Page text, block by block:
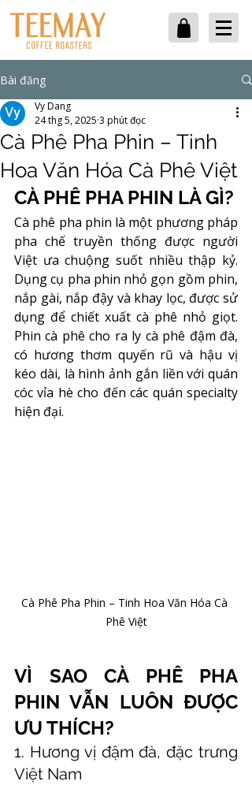
Bài đăng
Cà Phê Pha Phin – Tinh
Hoa Văn Hóa Cà Phê Việt
Vy Dang
24 thg 5, 2025 3 phút đọc
CÀ PHÊ PHA PHIN LÀ GÌ?
Cà phê pha phin là một phương pháp
pha chế truyền thống được người
Việt ưa chuộng suốt nhiều thập kỷ.
Dụng cụ pha phin nhỏ gọn gồm phin,
nắp gài, nắp đậy và khay lọc, được sử
dụng để chiết xuất cà phê nhỏ giọt.
Phin cà phê cho ra ly cà phê đậm đà,
có hương thơm quyến rũ và hậu vị
kéo dài, là hình ảnh gắn liền với quán
cóc vỉa hè cho đến các quán specialty
hiện đại.
Cà Phê Pha Phin – Tinh Hoa Văn Hóa Cà
Phê Việt
VÌ SAO CÀ PHÊ PHA
PHIN VẪN LUÔN ĐƯỢC
ƯU THÍCH?
1. Hương vị đậm đà, đặc trưng
Việt Nam